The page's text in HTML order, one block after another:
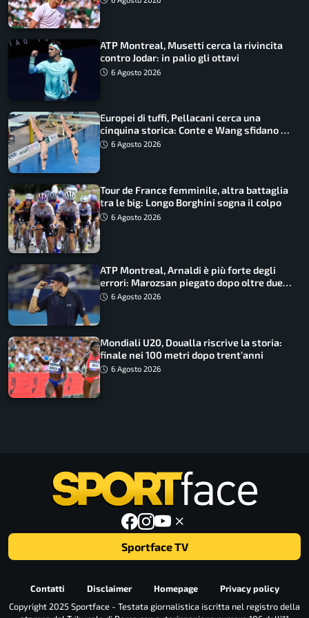
ATP Montreal, Musetti cerca la rivincita
contro Jodar: in palio gli ottavi
6 Agosto 2026
Europei di tuffi, Pellacani cerca una
cinquina storica: Conte e Wang sfidano la
piattaforma
6 Agosto 2026
Tour de France femminile, altra battaglia
tra le big: Longo Borghini sogna il colpo
6 Agosto 2026
ATP Montreal, Arnaldi è più forte degli
errori: Marozsan piegato dopo oltre due
ore6 Agosto 2026
Mondiali U20, Doualla riscrive la storia:
finale nei 100 metri dopo trent’anni
6 Agosto 2026
Sportface TV
Contatti Disclaimer Homepage
Privacy policy
Copyright 2025 Sportface - Testata giornalistica iscritta nel registro della